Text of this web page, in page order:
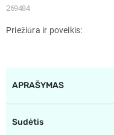
269484
Priežiūra ir poveikis
APRAŠYMAS
Sudėtis